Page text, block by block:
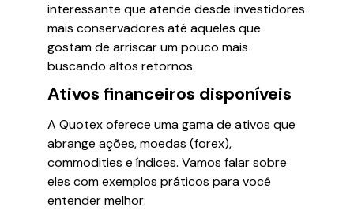
interessante que atende desde investidores
mais conservadores até aqueles que
gostam de arriscar um pouco mais
buscando altos retornos.
Ativos financeiros disponíveis
A Quotex oferece uma gama de ativos que
abrange ações, moedas (forex),
commodities e índices. Vamos falar sobre
eles com exemplos práticos para você
entender melhor: